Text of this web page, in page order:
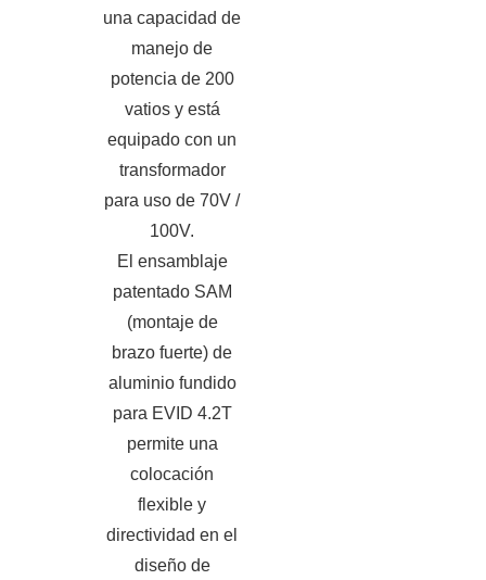
una capacidad de
manejo de
potencia de 200
vatios y está
equipado con un
transformador
para uso de 70V /
100V.
El ensamblaje
patentado SAM
(montaje de
brazo fuerte) de
aluminio fundido
para EVID 4.2T
permite una
colocación
flexible y
directividad en el
diseño de